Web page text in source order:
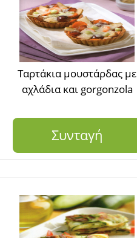
Ταρτάκια μουστάρδας με
αχλάδια και gorgonzola
Συνταγή